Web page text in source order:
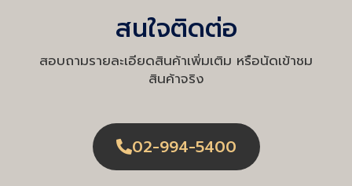
สนใจติดต่อ
สอบถามรายละเอียดสินค้าเพิ่มเติม หรือนัดเข้าชม
สินค้าจริง
02-994-5400